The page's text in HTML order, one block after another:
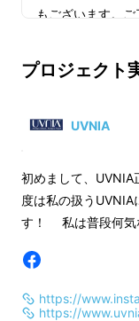
いる口の中。
は見えない細
もございます。ご
製造工程上の都合
遅れる場合があ
上した場合、正規
プロジェクト
UVNIA
初めまして、
度は私の扱うUVNIA
す！ 私は普段何気
https://
https://